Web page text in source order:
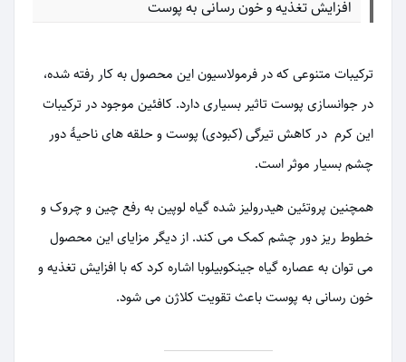
افزایش تغذیه و خون رسانی به پوست
ترکیبات متنوعی که در فرمولاسیون این محصول به کار رفته شده،
در جوانسازی پوست تاثیر بسیاری دارد. کافئین موجود در ترکیبات
این کرم در کاهش تیرگی (کبودی) پوست و حلقه های ناحیۀ دور
چشم بسیار موثر است.
همچنین پروتئین هیدرولیز شده گیاه لوپین به رفع چین و چروک و
خطوط ریز دور چشم کمک می کند. از دیگر مزایای این محصول
می توان به عصاره گیاه جینکوبیلوبا اشاره کرد که با افزایش تغذیه و
خون رسانی به پوست باعث تقویت کلاژن می شود.